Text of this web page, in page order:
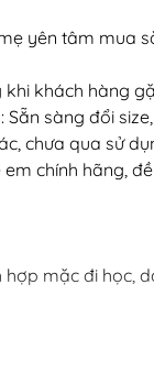
yên tâm mua
khách hàng
sàng đổi
chưa qua sử
em chính hãng,
mặc đi học,